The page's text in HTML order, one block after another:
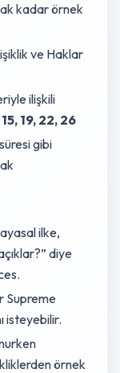
kadar örnek
ve Haklar
ilişkili
15, 19, 22, 26
gibi
ilke,
diye
Supreme
isteyebilir.
örnek